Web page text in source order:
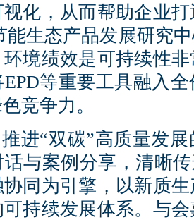
化，从而帮助企业
能生态产品发展研究
境绩效是可持续性
等重要工具融入
竞争力。
进“双碳”高质量发
与案例分享，清晰
同为引擎，以新质
持续发展体系。与